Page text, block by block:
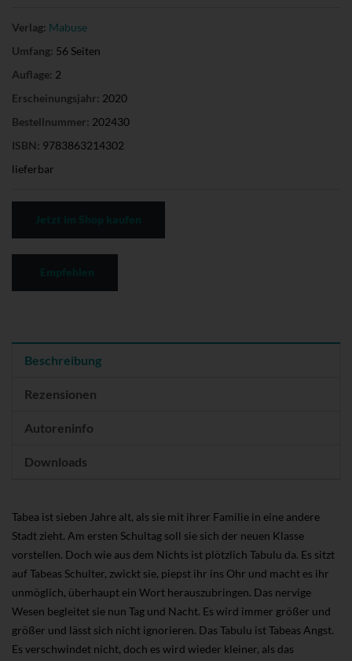
Verlag: Mabuse
Umfang: 56 Seiten
Auflage: 2
Erscheinungsjahr: 2020
Bestellnummer: 202430
ISBN: 9783863214302
lieferbar
Beschreibung
Rezensionen
Autoreninfo
Downloads
Tabea ist sieben Jahre alt, als sie mit ihrer Familie in eine andere
Stadt zieht. Am ersten Schultag soll sie sich der neuen Klasse
vorstellen. Doch wie aus dem Nichts ist plötzlich Tabulu da. Es sitzt
auf Tabeas Schulter, zwickt sie, piepst ihr ins Ohr und macht es ihr
unmöglich, überhaupt ein Wort herauszubringen. Das nervige
Wesen begleitet sie nun Tag und Nacht. Es wird immer größer und
größer und lässt sich nicht ignorieren. Das Tabulu ist Tabeas Angst.
Es verschwindet nicht, doch es wird wieder kleiner, als das